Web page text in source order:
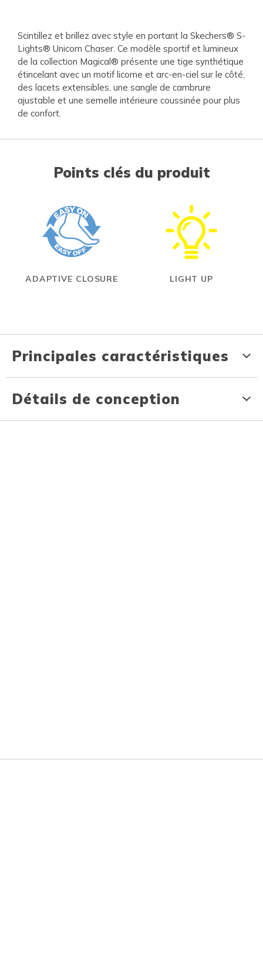
Scintillez et brillez avec style en portant la Skechers® S-
Lights® Unicorn Chaser. Ce modèle sportif et lumineux
de la collection Magical® présente une tige synthétique
étincelant avec un motif licorne et arc-en-ciel sur le côté,
des lacets extensibles, une sangle de cambrure
ajustable et une semelle intérieure coussinée pour plus
de confort.
Points clés du produit
ADAPTIVE CLOSURE LIGHT UP
Principales caractéristiques
Détails de conception